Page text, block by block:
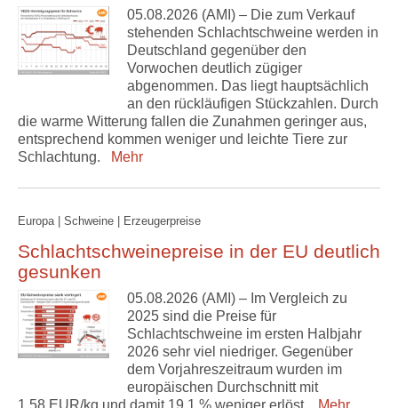
05.08.2026 (AMI) – Die zum Verkauf
stehenden Schlachtschweine werden in
Deutschland gegenüber den
Vorwochen deutlich zügiger
abgenommen. Das liegt hauptsächlich
an den rückläufigen Stückzahlen. Durch
die warme Witterung fallen die Zunahmen geringer aus,
entsprechend kommen weniger und leichte Tiere zur
Schlachtung.
Mehr
Europa | Schweine | Erzeugerpreise
Schlachtschweinepreise in der EU deutlich
gesunken
05.08.2026 (AMI) – Im Vergleich zu
2025 sind die Preise für
Schlachtschweine im ersten Halbjahr
2026 sehr viel niedriger. Gegenüber
dem Vorjahreszeitraum wurden im
europäischen Durchschnitt mit